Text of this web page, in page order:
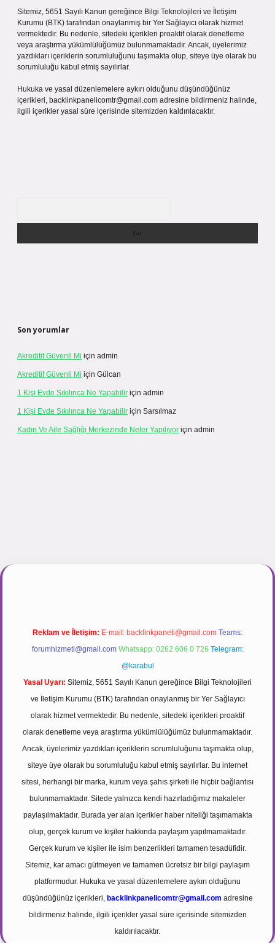
Sitemiz, 5651 Sayılı Kanun gereğince Bilgi Teknolojileri ve İletişim
Kurumu (BTK) tarafından onaylanmış bir Yer Sağlayıcı olarak hizmet
vermektedir. Bu nedenle, sitedeki içerikleri proaktif olarak denetleme
veya araştırma yükümlülüğümüz bulunmamaktadır. Ancak, üyelerimiz
yazdıkları içeriklerin sorumluluğunu taşımakta olup, siteye üye olarak bu
sorumluluğu kabul etmiş sayılırlar.
Hukuka ve yasal düzenlemelere aykırı olduğunu düşündüğünüz
içerikleri, backlinkpanelicomtr@gmail.com adresine bildirmeniz halinde,
ilgili içerikler yasal süre içerisinde sitemizden kaldırılacaktır.
Son yorumlar
Akreditif Güvenli Mi için admin
Akreditif Güvenli Mi için Gülcan
1 Kişi Evde Sıkılınca Ne Yapabilir için admin
1 Kişi Evde Sıkılınca Ne Yapabilir için Sarsılmaz
Kadın Ve Aile Sağlığı Merkezinde Neler Yapılıyor için admin
Reklam ve İletişim: E-mail: backlinkpaneli@gmail.com Teams:
forumhizmeti@gmail.com Whatsapp: 0262 606 0 726 Telegram:
@karabul
Yasal Uyarı: Sitemiz, 5651 Sayılı Kanun gereğince Bilgi Teknolojileri
ve İletişim Kurumu (BTK) tarafından onaylanmış bir Yer Sağlayıcı
olarak hizmet vermektedir. Bu nedenle, sitedeki içerikleri proaktif
olarak denetleme veya araştırma yükümlülüğümüz bulunmamaktadır.
Ancak, üyelerimiz yazdıkları içeriklerin sorumluluğunu taşımakta olup,
siteye üye olarak bu sorumluluğu kabul etmiş sayılırlar. Bu internet
sitesi, herhangi bir marka, kurum veya şahıs şirketi ile hiçbir bağlantısı
bulunmamaktadır. Sitede yalnızca kendi hazırladığımız makaleler
paylaşılmaktadır. Burada yer alan içerikler haber niteliği taşımamakta
olup, gerçek kurum ve kişiler hakkında paylaşım yapılmamaktadır.
Gerçek kurum ve kişiler ile isim benzerlikleri tamamen tesadüfidir.
Sitemiz, kar amacı gütmeyen ve tamamen ücretsiz bir bilgi paylaşım
platformudur. Hukuka ve yasal düzenlemelere aykırı olduğunu
düşündüğünüz içerikleri, backlinkpanelicomtr@gmail.com adresine
bildirmeniz halinde, ilgili içerikler yasal süre içerisinde sitemizden
kaldırılacaktır.